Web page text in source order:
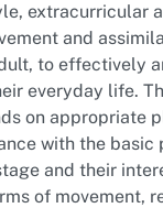
extracurricular
and
to effectively
everyday life.
on appropriate
with the
and their
of movement,